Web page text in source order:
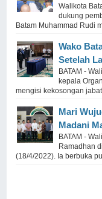
Walikota
dukung
Batam Muhammad Rudi
Wako
Setelah
BATAM -
kepala
mengisi kekosongan
Mari
Madani
BATAM -
Ramadhan
(18/4/2022). Ia berbuka